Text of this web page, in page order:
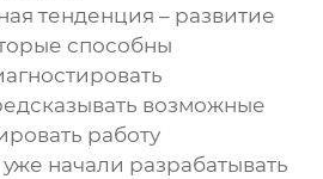
тенденция – развитие
способны
возможные
работу
начали разрабатывать